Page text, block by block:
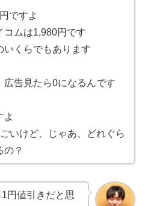
ですよ
コムは1,980円です
いくらでもあります
広告見たら0になるんです
よ
いけど、じゃあ、どれぐら
の？
円値引きだと思